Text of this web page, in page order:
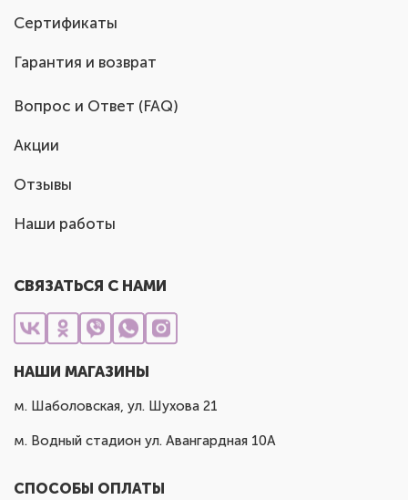
Сертификаты
Гарантия и возврат
Вопрос и Ответ (FAQ)
Акции
Отзывы
Наши работы
СВЯЗАТЬСЯ С НАМИ
НАШИ МАГАЗИНЫ
м. Шаболовская, ул. Шухова 21
м. Водный стадион ул. Авангардная 10А
СПОСОБЫ ОПЛАТЫ